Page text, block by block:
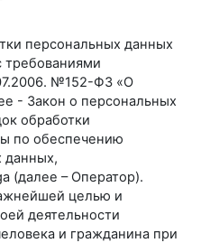
персональных данных
требованиями
№152-ФЗ «О
- Закон о персональных
обработки
по обеспечению
данных,
(далее – Оператор).
целью и
деятельности
и гражданина при